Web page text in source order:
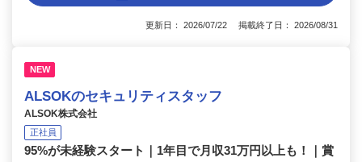
更新日： 2026/07/22 掲載終了日： 2026/08/31
NEW
ALSOKのセキュリティスタッフ
ALSOK株式会社
正社員
95%が未経験スタート｜1年目で月収31万円以上も！｜賞